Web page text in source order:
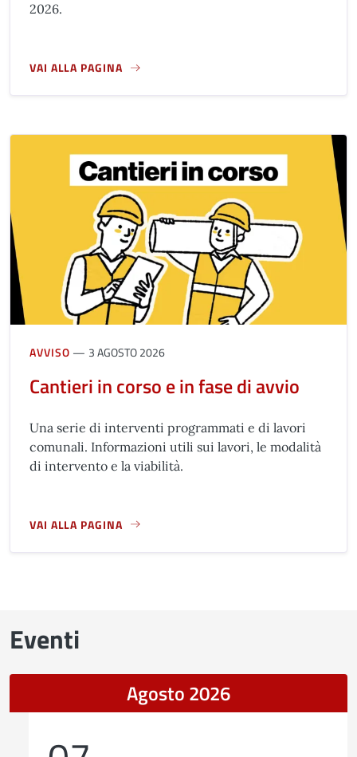
2026.
VAI ALLA PAGINA
A PROPOSITO DI CONTRIBUTI PER LA VALORIZZAZIONE
AVVISO 3 AGOSTO 2026
Cantieri in corso e in fase di avvio
Una serie di interventi programmati e di lavori
comunali. Informazioni utili sui lavori, le modalità
di intervento e la viabilità.
VAI ALLA PAGINA
A PROPOSITO DI CANTIERI IN CORSO E IN FASE DI AVVIO
Eventi
Agosto 2026